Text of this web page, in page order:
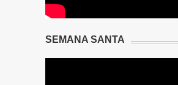
SEMANA SANTA